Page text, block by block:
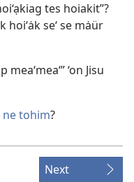
tes hoiakit”?
se‘ se mȧür
‘on Jisu
ne tohim?
Next